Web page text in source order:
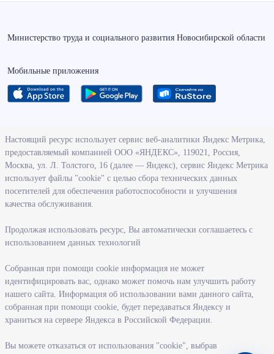
Министерство труда и социального развития Новосибирской области
Мобильные приложения
О ведомстве
Деятельность министерства труда и социального развития
Новосибирской области
Контрольно-надзорная деятельность министерства
Государственные программы, реализуемые министерством
Службы и учреждения, подведомственные министерству
Поступление на государственную гражданскую службу
Информация
Регистрация в целях поиска работы
Меры государственной поддержки в сфере занятости населения
Настоящий ресурс использует сервис веб-аналитики Яндекс Метрика,
предоставляемый компанией ООО «ЯНДЕКС», 119021, Россия,
Москва, ул. Л. Толстого, 16 (далее — Яндекс), сервис Яндекс Метрика
использует файлы "cookie" с целью сбора технических данных
посетителей для обеспечения работоспособности и улучшения
качества обслуживания.
Продолжая использовать ресурс, Вы автоматически соглашаетесь с
использованием данных технологий
Собранная при помощи cookie информация не может
идентифицировать вас, однако может помочь нам улучшить работу
нашего сайта. Информация об использовании вами данного сайта,
собранная при помощи cookie, будет передаваться Яндексу и
храниться на сервере Яндекса в Российской Федерации.
Вы можете отказаться от использования "cookie", выбрав